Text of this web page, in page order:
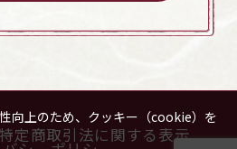
特定商取引法に関する表示
向上のため、クッキー（cookie）を